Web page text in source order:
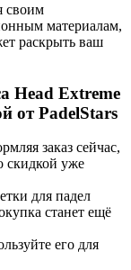
своим
материалам,
раскрыть ваш
Head Extreme
от PadelStars
заказ сейчас,
скидкой уже
для падел
станет ещё
его для